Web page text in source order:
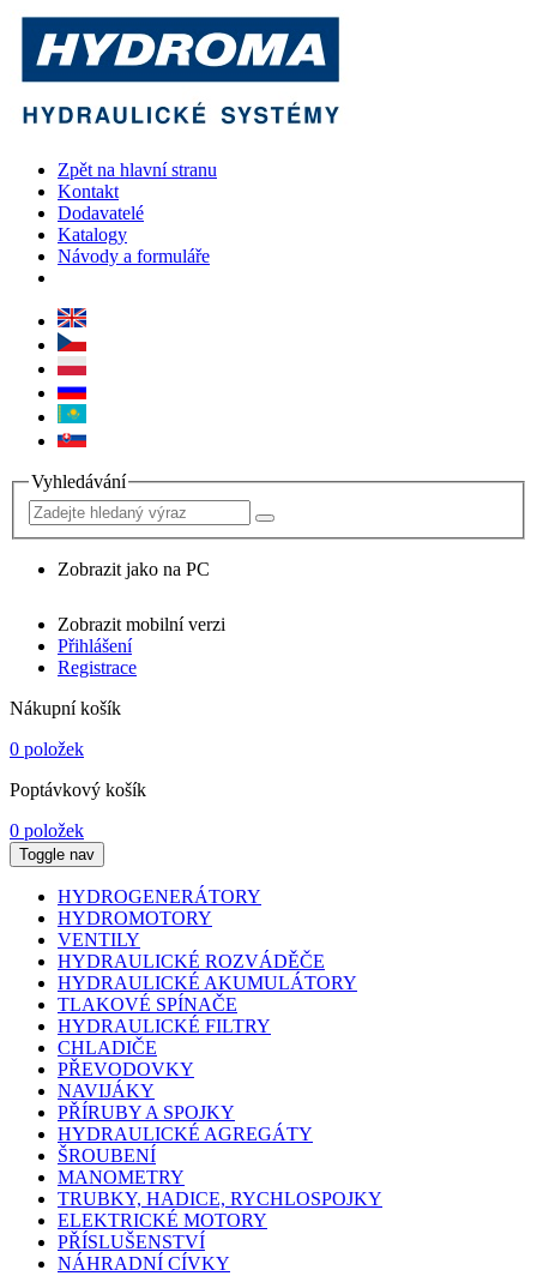
Zpět na hlavní stranu
Kontakt
Dodavatelé
Katalogy
Návody a formuláře
Vyhledávání
Zobrazit jako na PC
Zobrazit mobilní verzi
Přihlášení
Registrace
Nákupní košík
0 položek
Poptávkový košík
0 položek
Toggle nav
HYDROGENERÁTORY
HYDROMOTORY
VENTILY
HYDRAULICKÉ ROZVÁDĚČE
HYDRAULICKÉ AKUMULÁTORY
TLAKOVÉ SPÍNAČE
HYDRAULICKÉ FILTRY
CHLADIČE
PŘEVODOVKY
NAVIJÁKY
PŘÍRUBY A SPOJKY
HYDRAULICKÉ AGREGÁTY
ŠROUBENÍ
MANOMETRY
TRUBKY, HADICE, RYCHLOSPOJKY
ELEKTRICKÉ MOTORY
PŘÍSLUŠENSTVÍ
NÁHRADNÍ CÍVKY